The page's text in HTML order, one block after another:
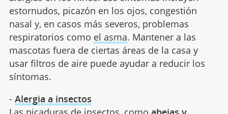
estornudos, picazón en los ojos, congestión
nasal y, en casos más severos, problemas
respiratorios como el asma. Mantener a las
mascotas fuera de ciertas áreas de la casa y
usar filtros de aire puede ayudar a reducir los
síntomas.
- Alergia a insectos